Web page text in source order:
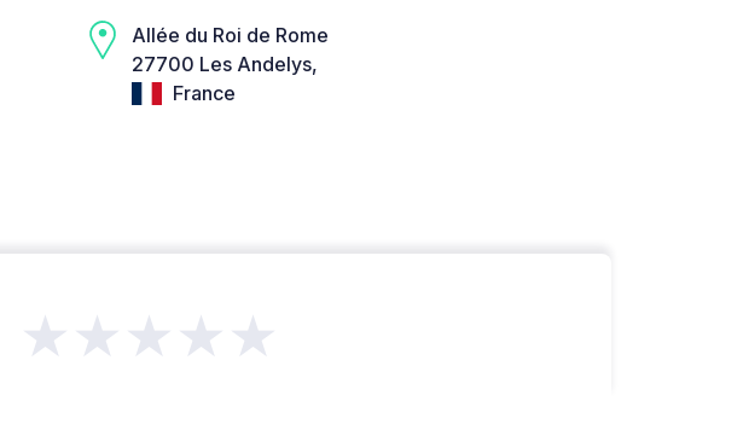
Allée du Roi de Rome
27700 Les Andelys,
France
★★★★★